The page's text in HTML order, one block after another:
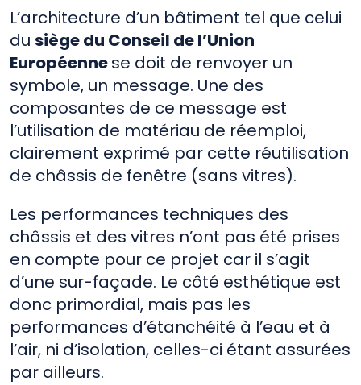
L’architecture d’un bâtiment tel que celui
du siège du Conseil de l’Union
Européennese doit de renvoyer un
symbole, un message. Une des
composantes de ce message est
l’utilisation de matériau de réemploi,
clairement exprimé par cette réutilisation
de châssis de fenêtre (sans vitres).
Les performances techniques des
châssis et des vitres n’ont pas été prises
en compte pour ce projet car il s’agit
d’une sur-façade. Le côté esthétique est
donc primordial, mais pas les
performances d’étanchéité à l’eau et à
l’air, ni d’isolation, celles-ci étant assurées
par ailleurs.